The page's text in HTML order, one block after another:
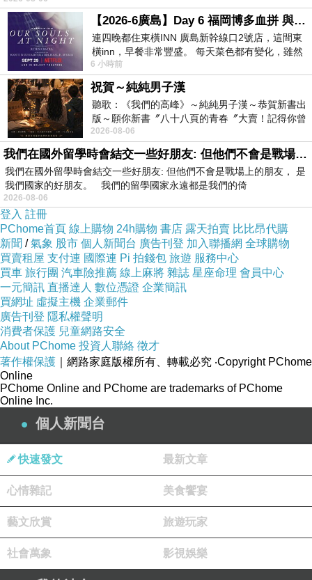
島上還是有不少人因此失去性命，或是喪失
健康。無論是因為疾患，或是疫苗。防疫模
範的國家，與毫無招架之力的國家，差別在
於數字，在於氛圍。但是不是洶洶來勢湧過
之後，一切如常？
《一路惶恐》值得一讀再讀。每當稍稍遺忘
那段歲月的虔敬祈願，互愛惜福，忘記初初
解封時終於再度走進餐廳脫下口罩大啖美食
的喜悅，或是想起孩子卯足全力跑進大隊接
力全國賽，卻因警戒令下宣布取消比賽那晚
他聲嘶力竭的哭喊。都想再讀一遍張翎赤裸
裸的恐慌與哀傷。
好像我們並沒有意識到自己是倖存者，而誤
以為是理所當然應該活著的人。書末張翎內
心兩個爭先恐後的聲音，正能量說「光明終
會戰勝黑暗」，但我畢竟是悲觀的人，困在
她質疑的那段話裡，久久無法平歇。
她說：「我們什麼也沒學到，因為我們健
忘。我們依舊還是一群充滿仇恨、鼠目寸
光、自私自利的小人。我們依舊想要把每一
分錢都揣到自己兜裡，恨不得把與我們意見
不合的人燒成灰燼。我們對毀壞的熱情遠遠
勝過建設，我們用在撕裂的本事遠遠強過彌
【2026-6廣島】Day 6 福岡博多血拼 與機場接送少年司機深夜對談
連四晚都住東橫INN 廣島新幹線口2號店，這間東
橫inn，早餐非常豐盛。 每天菜色都有變化，雖然
看到工作人員拿出料理包加熱，但
6 小時前
祝賀～純純男子漢
聽歌：《我們的高峰》～純純男子漢～恭賀新書出
版～願你新書〞八十八頁的青春〞大賣！記得你曾
經在我的版留言…「好讚的圖^^感覺大家
2026-08-06
我們在國外留學時會結交一些好朋友: 但他們不會是戰場上的朋友
我們在國外留學時會結交一些好朋友: 但他們不會是戰場上的朋友， 是
我們國家的好朋友。 我們的留學國家永遠都是我們的倚
2026-08-06
登入 註冊
PChome首頁 線上購物 24h購物 書店 露天拍賣 比比昂代購
新聞 /氣象 股市 個人新聞台 廣告刊登 加入聯播網 全球購物
買賣租屋 支付連 國際連 Pi 拍錢包 旅遊 服務中心
買車 旅行團 汽車險推薦 線上麻將 雜誌 星座命理 會員中心
一元簡訊 直播達人 數位憑證 企業簡訊
買網址 虛擬主機 企業郵件
廣告刊登 隱私權聲明
消費者保護 兒童網路安全
About PChome 投資人聯絡 徵才
著作權保護 ｜網路家庭版權所有、轉載必究 ‧Copyright PChome
Online
PChome Online and PChome are trademarks of PChome
Online Inc.
個人新聞台
快速發文 最新文章
心情雜記 美食饗宴
藝文欣賞 旅遊玩家
社會萬象 影視娛樂